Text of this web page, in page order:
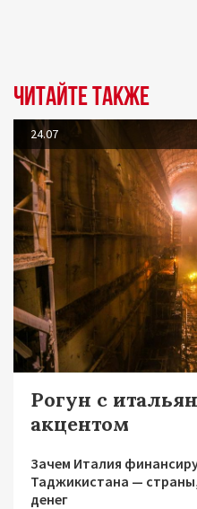
Читайте также
24.07
Рогун с
акцентом
Зачем Италия
Таджикистана —
денег